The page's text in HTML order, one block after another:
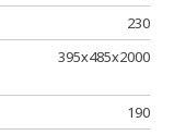
230
395х485х2000
190